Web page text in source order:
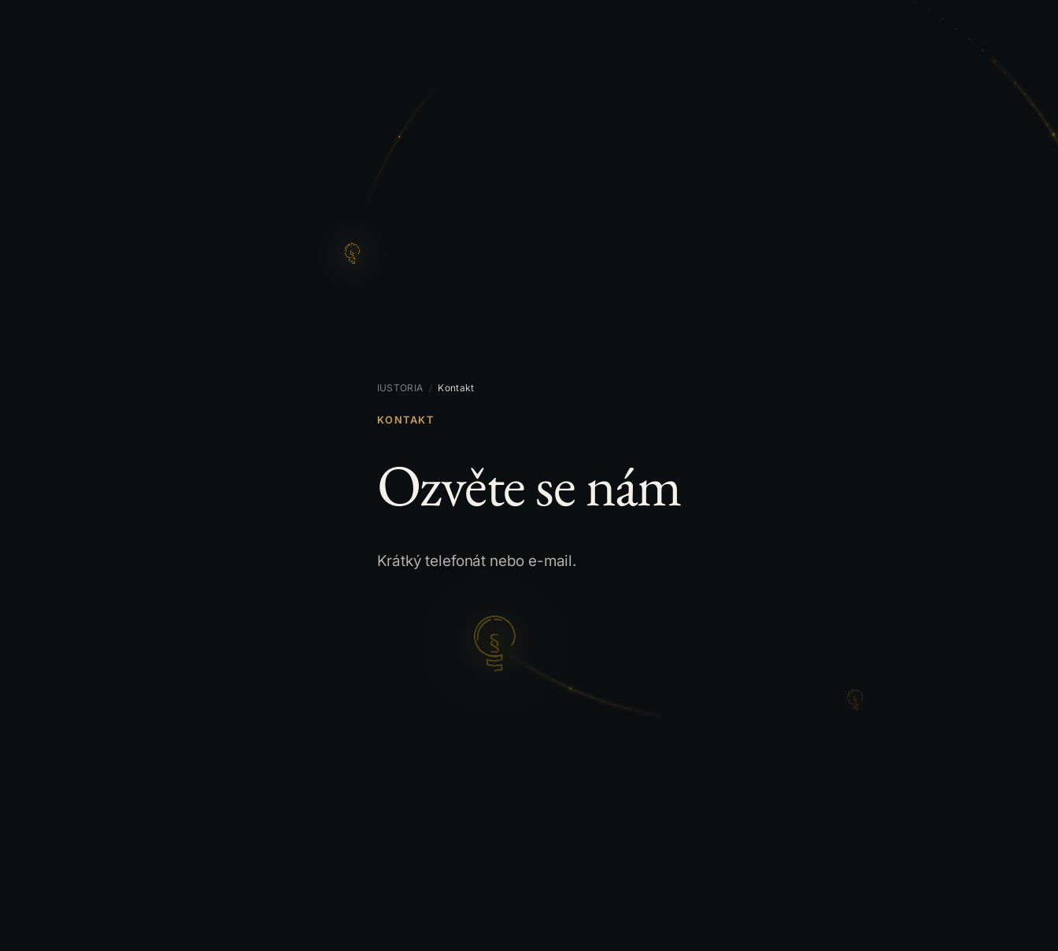
IUSTORIA / Kontakt
KONTAKT
Ozvěte se nám
Krátký telefonát nebo e-mail.